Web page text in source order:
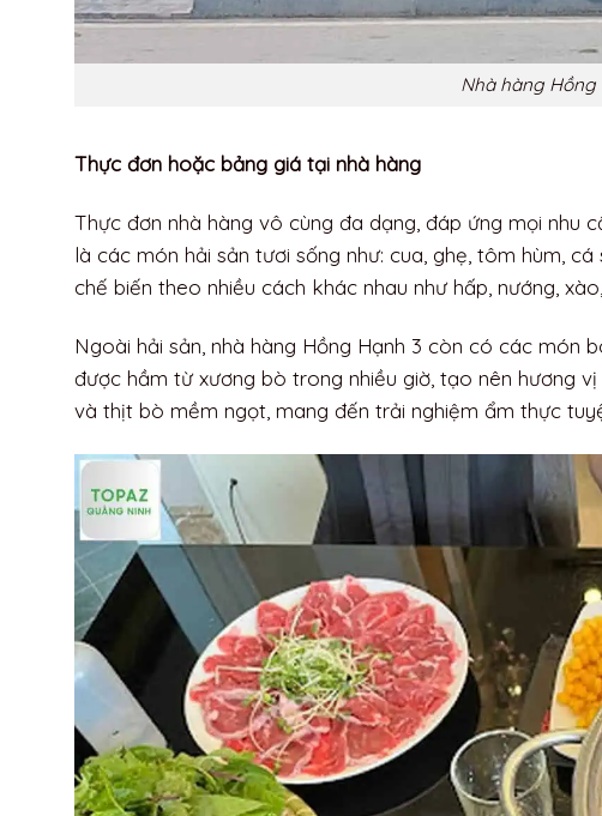
Nhà hàng Hồng
Thực đơn hoặc bảng giá tại nhà hàng
Thực đơn nhà hàng vô cùng đa dạng, đáp ứng mọi
là các món hải sản tươi sống như: cua, ghẹ, tôm hùm,
chế biến theo nhiều cách khác nhau như hấp, nướng,
Ngoài hải sản, nhà hàng Hồng Hạnh 3 còn có các
được hầm từ xương bò trong nhiều giờ, tạo nên hương
và thịt bò mềm ngọt, mang đến trải nghiệm ẩm thực